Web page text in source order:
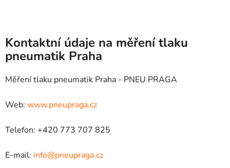
Kontaktní údaje na měření tlaku
pneumatik Praha
Měření tlaku pneumatik Praha - PNEU PRAGA
Web: www.pneupraga.cz
Telefon: +420 773 707 825
E-mail: info@pneupraga.cz